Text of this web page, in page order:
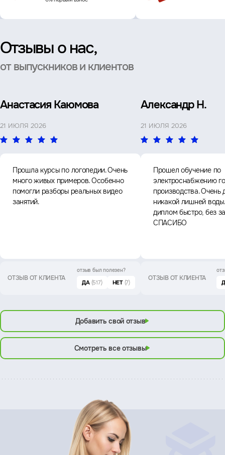
Отзывы о нас,
от выпускников и клиентов
Анастасия Каюмова
21 ИЮЛЯ 2026
Прошла курсы по логопедии. Очень
много живых примеров. Особенно
помогли разборы реальных видео
занятий.
ОТЗЫВ ОТ КЛИЕНТА
отзыв был полезен?
ДА (517) НЕТ (7)
Александр Н.
21 ИЮЛЯ 2026
Прошел обучение по
электроснабжению
производства. Очень
никакой лишней
диплом быстро, без
СПАСИБО
ОТЗЫВ ОТ КЛИЕНТА
Добавить свой отзыв
Смотреть все отзывы